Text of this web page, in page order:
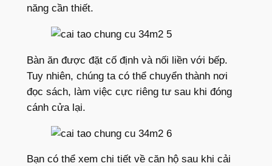
năng cần thiết.
Bàn ăn được đặt cố định và nối liền với bếp.
Tuy nhiên, chúng ta có thể chuyển thành nơi
đọc sách, làm việc cực riêng tư sau khi đóng
cánh cửa lại.
Bạn có thể xem chi tiết về căn hộ sau khi cải